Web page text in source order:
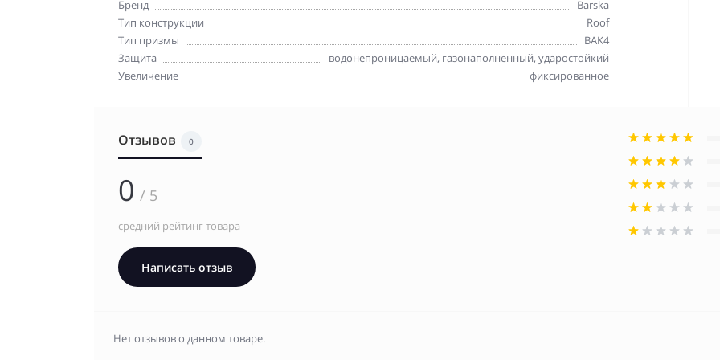
Бренд
Barska
Тип конструкции
Roof
Тип призмы
BAK4
Защита
водонепроницаемый, газонаполненный, ударостойкий
Увеличение
фиксированное
Отзывов 0
0 / 5
средний рейтинг товара
Написать отзыв
Нет отзывов о данном товаре.